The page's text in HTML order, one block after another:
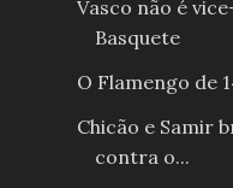
Vasco não é
Basquete
O Flamengo de
Chicão e Samir
contra o...